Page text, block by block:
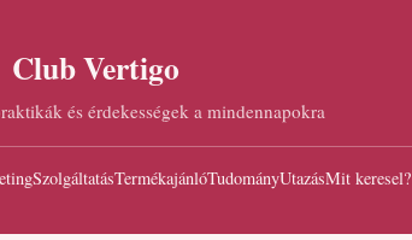
Club Vertigo
és érdekességek a mindennapokra
SzolgáltatásTermékajánlóTudományUtazásMit keresel?